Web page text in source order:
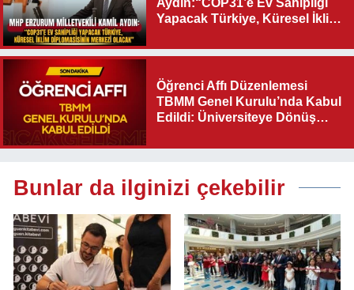
Aydın:“COP31’e Ev Sahipliği
Yapacak Türkiye, Küresel İklim
Olacak"
Öğrenci Affı Düzenlemesi
TBMM Genel Kurulu’nda Kabul
Edildi: Üniversiteye Dönüş
Bunlar da ilginizi çekebilir